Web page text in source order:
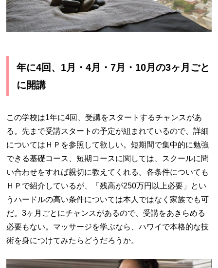
年に4回、 1月・4月・7月・ 10月の3ヶ月ごと
に開講
この学校は1年に4回、受講をスタートするチャンスがあ
る。先まで受講スタートの予定が組まれているので、詳細
についてはＨＰを参照して欲しい。短期間で集中的に勉強
できる基礎コース、短期コースに関しては、スクールに問
い合わせをすれば親切に教えてくれる。各条件についても
ＨＰで紹介しているが、「残高が250万円以上必要」とい
うハードルの高い条件については本人ではなく家族でも可
だ。3ヶ月ごとにチャンスがあるので、受講をあきらめる
必要もない。マッサージを学ぶなら、ハワイで本格的な技
術を身につけてみたらどうだろうか。